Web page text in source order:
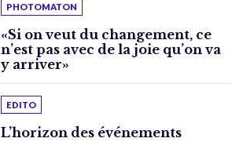
PHOTOMATON
«Si on veut du changement, ce
n’est pas avec de la joie qu’on va
y arriver»
EDITO
L’horizon des événements